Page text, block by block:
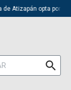
de Atizapán opta por